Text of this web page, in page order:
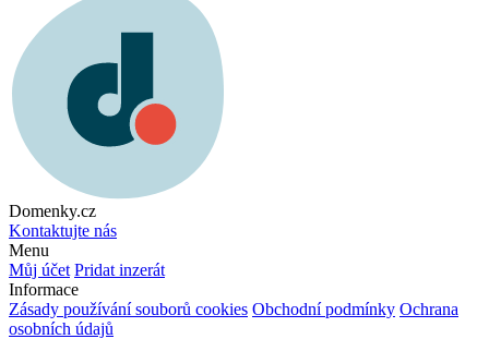
Domenky.cz
Kontaktujte nás
Menu
Můj účet Pridat inzerát
Informace
Zásady používání souborů cookies Obchodní podmínky Ochrana
osobních údajů